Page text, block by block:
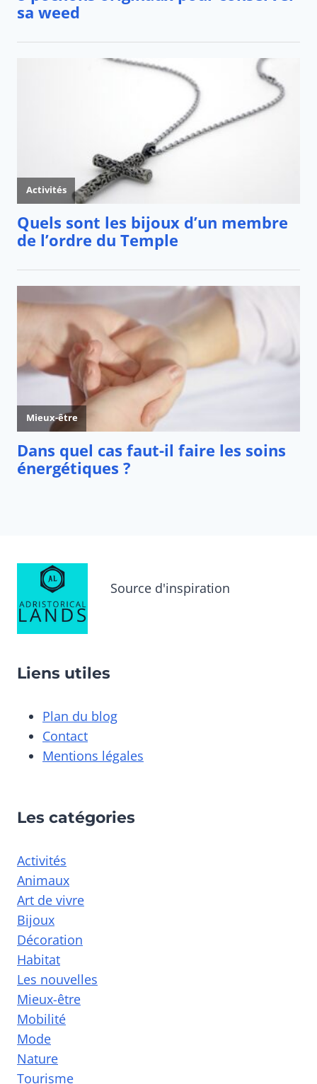
Source d'inspiration
Liens utiles
Plan du blog
Contact
Mentions légales
Les catégories
Activités
Animaux
Art de vivre
Bijoux
Décoration
Habitat
Les nouvelles
Mieux-être
Mobilité
Mode
Nature
Tourisme